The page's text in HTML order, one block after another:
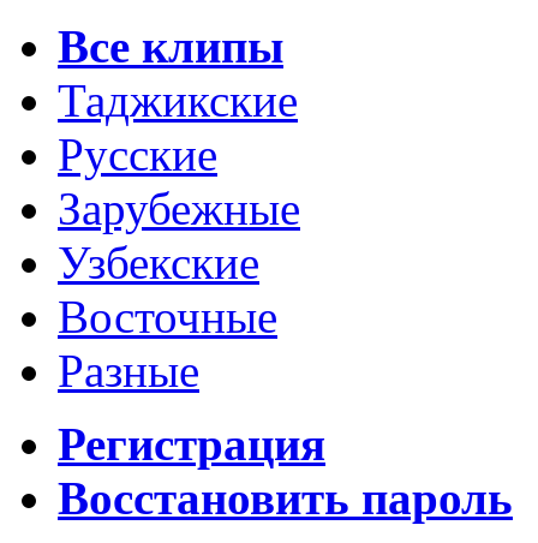
Все клипы
Таджикские
Русские
Зарубежные
Узбекские
Восточные
Разные
Регистрация
Восстановить пароль